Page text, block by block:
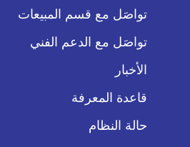
تواصَل مع قسم المبيعات
تواصَل مع الدعم الفني
الأخبار
قاعدة المعرفة
حالة النظام